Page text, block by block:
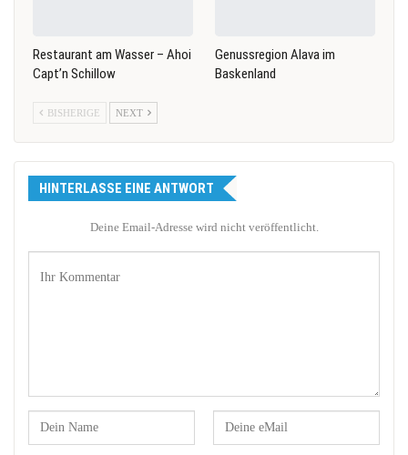
Restaurant am Wasser – Ahoi
Capt’n Schillow
Genussregion Alava im
Baskenland
BISHERIGE NEXT
HINTERLASSE EINE ANTWORT
Deine Email-Adresse wird nicht veröffentlicht.